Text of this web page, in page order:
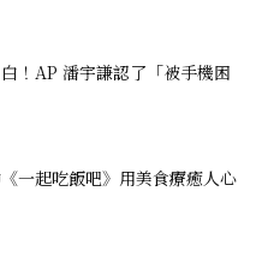
！AP 潘宇謙認了「被手機困
一起吃飯吧》用美食療癒人心